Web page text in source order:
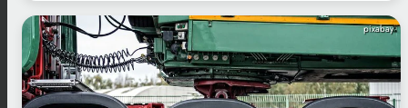
pixabay